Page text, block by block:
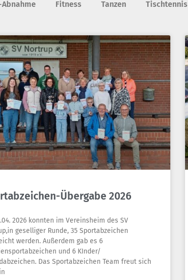
Fitness Tanzen Tischtennis
Übergabe 2026
2026 konnten im Vereinsheim des SV
geselliger Runde, 35 Sportabzeichen
werden. Außerdem gab es 6
und 6 KInder/
Das Sportabzeichen Team freut sich